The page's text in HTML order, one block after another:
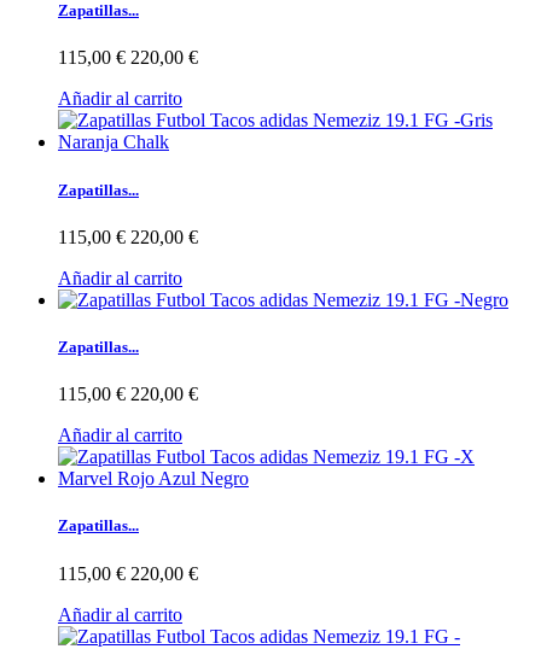
Zapatillas...
115,00 € 220,00 €
Añadir al carrito
Zapatillas...
115,00 € 220,00 €
Añadir al carrito
Zapatillas...
115,00 € 220,00 €
Añadir al carrito
Zapatillas...
115,00 € 220,00 €
Añadir al carrito